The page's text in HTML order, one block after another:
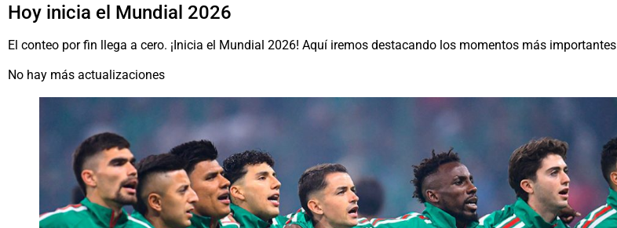
Hoy inicia el Mundial 2026
El conteo por fin llega a cero. ¡Inicia el Mundial 2026! Aquí iremos destacando los momentos más importantes
No hay más actualizaciones